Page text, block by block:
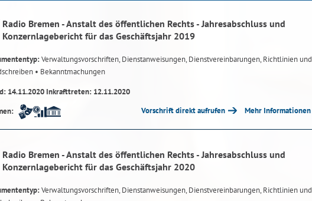
Radio Bremen - Anstalt des öffentlichen Rechts - Jahresabschluss und
Konzernlagebericht für das Geschäftsjahr 2019
Verwaltungsvorschriften, Dienstanweisungen, Dienstvereinbarungen, Richtlinien und
• Bekanntmachungen
14.11.2020 Inkrafttreten: 12.11.2020
Vorschrift direkt aufrufen Mehr Informationen
Radio Bremen - Anstalt des öffentlichen Rechts - Jahresabschluss und
Konzernlagebericht für das Geschäftsjahr 2020
Verwaltungsvorschriften, Dienstanweisungen, Dienstvereinbarungen, Richtlinien und